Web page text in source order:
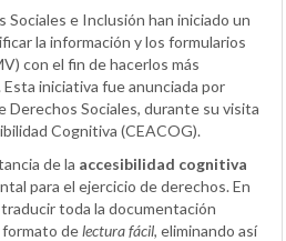
e Inclusión han iniciado un
la información y los formularios
con el fin de hacerlos más
iniciativa fue anunciada por
Derechos Sociales, durante su visita
Cognitiva (CEACOG).
de la accesibilidad cognitiva
para el ejercicio de derechos. En
toda la documentación
formato delectura fácil, eliminando así